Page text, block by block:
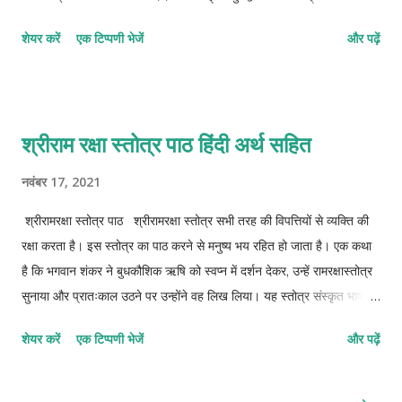
क्षुद्रसर्पेभकण्ठीरवान्।। क्लीँ प्रचण्डे प्रसीद प्रसीद क्षणं ब्लूँ सदा प्रसन्ने
नाशिताशेषमिथ्यादृशां दुर्मदे! शान्तिकीर्तिद्युतिस्वस्तिसिद्धिप्रदे।
दुष्टविद्याबलोच्छेदनप्रत्यले! नन्द नन्दाम्बिके! निश्चले! निर्मले!।। देवि! कूष्माण्डि!
मामंहिपीठस्थकण्ठीरवे!।। देवदेवीगणै...
शेयर करें एक टिप्पणी भेजें और पढ़ें
श्रीराम रक्षा स्तोत्र पाठ हिंदी अर्थ सहित
नवंबर 17, 2021
श्रीरामरक्षा स्तोत्र पाठ श्रीरामरक्षा स्तोत्र सभी तरह की विपत्तियों से व्यक्ति की
रक्षा करता है। इस स्तोत्र का पाठ करने से मनुष्य भय रहित हो जाता है। एक कथा
है कि भगवान शंकर ने बुधकौशिक ऋषि को स्वप्न में दर्शन देकर, उन्हें रामरक्षास्तोत्र
सुनाया और प्रातःकाल उठने पर उन्होंने वह लिख लिया। यह स्तोत्र संस्कृत भाषा में
स्तोत्र का पाठ करता है वह दीर्घायु, सुखी, संततिवान, विजयी तथा विनयसंपन्न होता
शेयर करें एक टिप्पणी भेजें और पढ़ें